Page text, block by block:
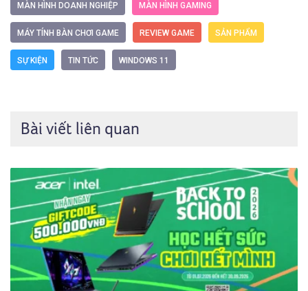
MÀN HÌNH DOANH NGHIỆP MÀN HÌNH GAMING
MÁY TÍNH BÀN CHƠI GAME REVIEW GAME SẢN PHẨM
SỰ KIỆN TIN TỨC WINDOWS 11
Bài viết liên quan